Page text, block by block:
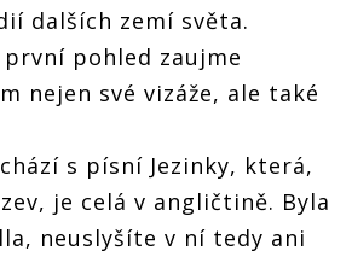
dalších zemí světa.
pohled zaujme
nejen své vizáže, ale také
s písní Jezinky, která,
je celá v angličtině. Byla
neuslyšíte v ní tedy ani